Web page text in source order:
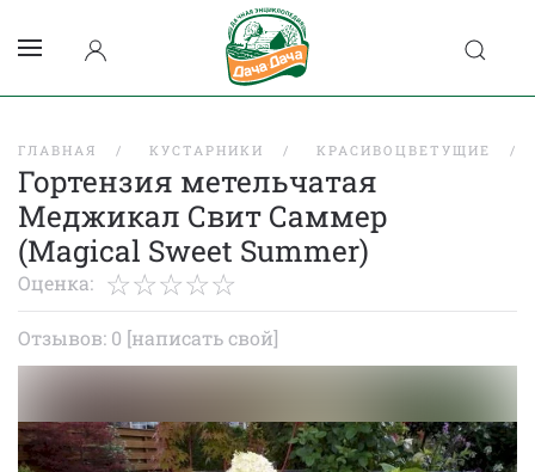
ГЛАВНАЯ КУСТАРНИКИ КРАСИВОЦВЕТУЩИЕ
Гортензия метельчатая
Меджикал Свит Саммер
(Magical Sweet Summer)
Оценка:
Отзывов: 0 [написать свой]